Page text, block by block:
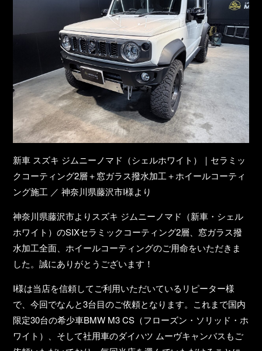
新車 スズキ ジムニーノマド（シェルホワイト）｜セラミッ
クコーティング2層＋窓ガラス撥水加工＋ホイールコーティ
ング施工 ／ 神奈川県藤沢市I様より
神奈川県藤沢市よりスズキ ジムニーノマド（新車・シェル
ホワイト）のSIXセラミックコーティング2層、窓ガラス撥
水加工全面、ホイールコーティングのご用命をいただきま
した。誠にありがとうございます！
I様は当店を信頼してご利用いただいているリピーター様
で、今回でなんと3台目のご依頼となります。これまで国内
限定30台の希少車BMW M3 CS（フローズン・ソリッド・ホ
ワイト）、そして社用車のダイハツ ムーヴキャンバスもご